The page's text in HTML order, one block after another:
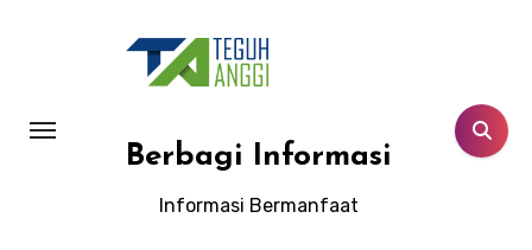
Berbagi Informasi
Informasi Bermanfaat